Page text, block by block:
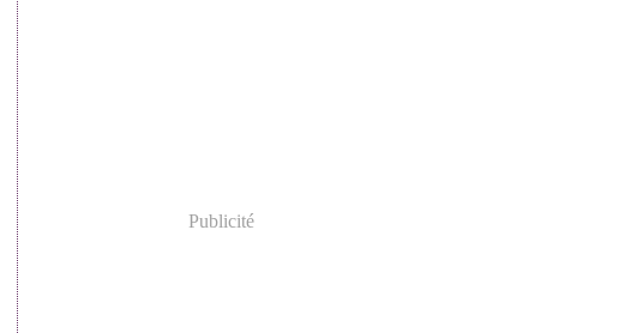
Publicité